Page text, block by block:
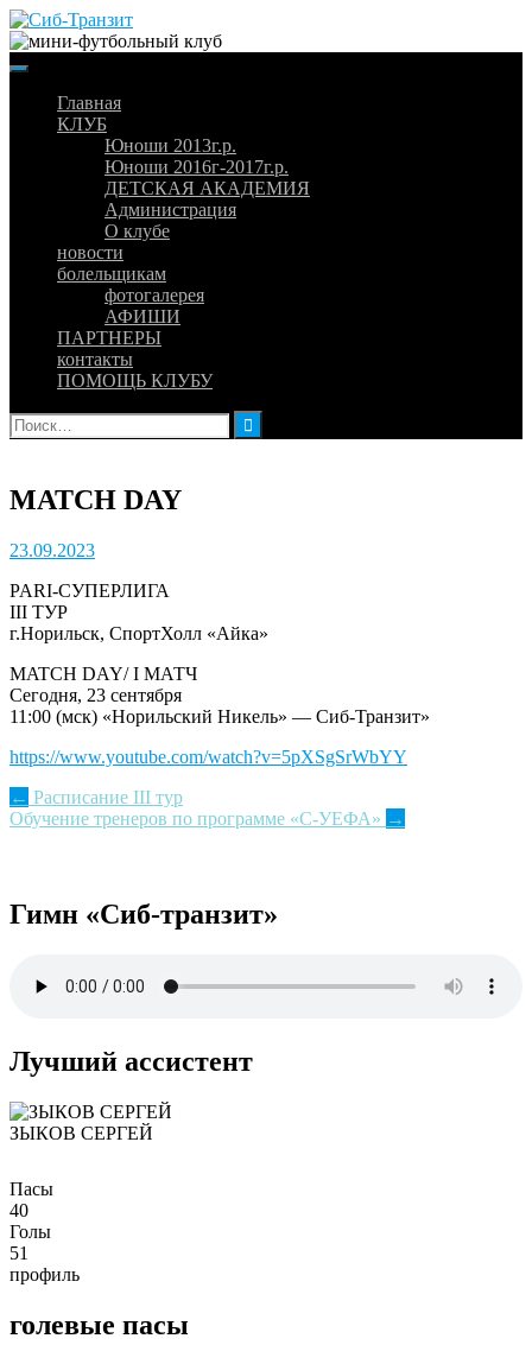
Skip
to
content
Главная
КЛУБ
Юноши 2013г.р.
Юноши 2016г-2017г.р.
ДЕТСКАЯ АКАДЕМИЯ
Администрация
О клубе
новости
болельщикам
фотогалерея
АФИШИ
ПАРТНЕРЫ
контакты
ПОМОЩЬ КЛУБУ
Найти:
MATCH DAY
23.09.2023
PARI-СУПЕРЛИГА
III ТУР
г.Норильск, СпортХолл «Айка»
MATCH DAY/ I МАТЧ
Сегодня, 23 сентября
11:00 (мск) «Норильский Никель» — Сиб-Транзит»
https://www.youtube.com/watch?v=5pXSgSrWbYY
Post
navigation
← Расписание III тур
Обучение тренеров по программе «С-УЕФА» →
Гимн «Сиб-транзит»
Лучший ассистент
ЗЫКОВ СЕРГЕЙ
Пасы
40
Голы
51
профиль
голевые пасы